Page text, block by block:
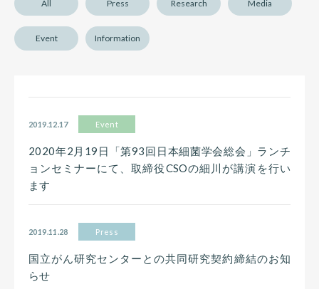
All Press Research Media
Event Information
2019.12.17 Event
2020年2月19日「第93回日本細菌学会総会」ランチ
ョンセミナーにて、取締役CSOの細川が講演を行い
ます
2019.11.28 Press
国立がん研究センターとの共同研究契約締結のお知
らせ